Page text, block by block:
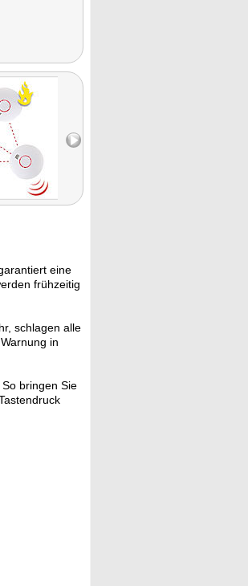
eine
frühzeitig
schlagen alle
in
bringen Sie